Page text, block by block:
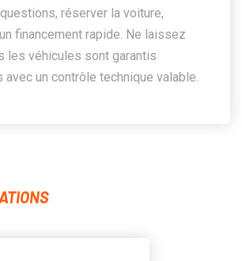
réserver la voiture,
financement rapide. Ne laissez
les véhicules sont garantis
un contrôle technique valable.